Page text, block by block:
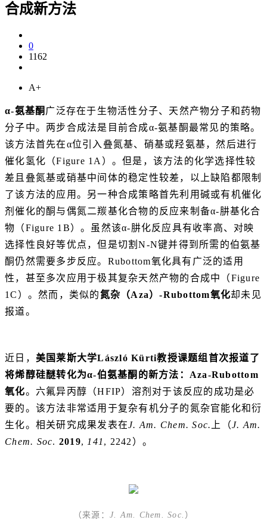
合成新方法
0
1162
A+
α-氨基酮 广泛存在于生物活性分子、天然产物分子和药物
分子中。两步合成法是目前合成α-氨基酮最常见的策略。
该方法首先在α位引入叠氮基、硝基或羟氨基，然后进行
催化氢化（Figure 1A）。但是，该方法的化学选择性较
差且叠氮基或硝基中间体的稳定性较差，以上缺陷都限制
了该方法的应用。另一种合成策略首先利用碱或有机催化
剂催化的酮与偶氮二羰基化合物的反应来制备α-肼基化合
物（Figure 1B）。虽然该α-肼化反应具有收率高、对映
选择性良好等优点，但是切割N-N键并得到所需的伯氨基
酮仍然需要多步反应。Rubottom氧化具有广泛的适用
性，甚至多次应用于极其复杂天然产物的合成中（Figure
1C）。然而，类似的氮杂（Aza）-Rubottom氧化却未见
报道。
近日， 美国莱斯大学László Kürti教授课题组首次报道了
将烯醇硅醚转化为α-伯氨基酮的新方法： Aza-Rubottom
氧化。六氟异丙醇（HFIP）溶剂对于该反应的成功是必
要的。该方法非常适用于复杂有机分子的氮杂官能化和衍
生化。相关研究成果发表在J. Am. Chem. Soc. 上（J. Am.
Chem. Soc. 2019, 141 , 2242）。
（来源： J. Am. Chem. Soc. ）